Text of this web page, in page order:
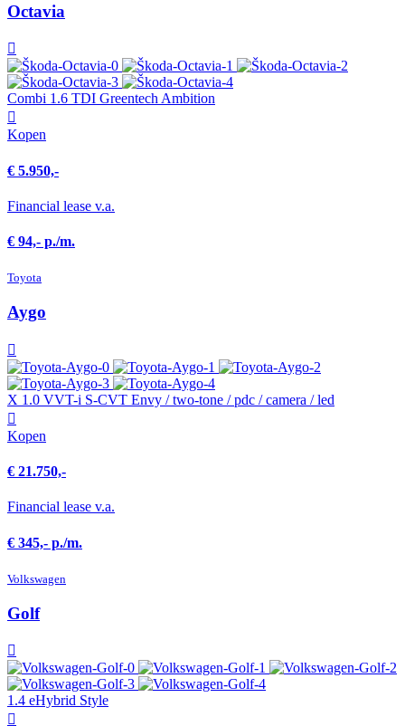
Octavia
Combi 1.6 TDI Greentech Ambition
Kopen
€ 5.950,-
Financial lease v.a.
€ 94,- p./m.
Toyota
Aygo
X 1.0 VVT-i S-CVT Envy / two-tone / pdc / camera / led
Kopen
€ 21.750,-
Financial lease v.a.
€ 345,- p./m.
Volkswagen
Golf
1.4 eHybrid Style